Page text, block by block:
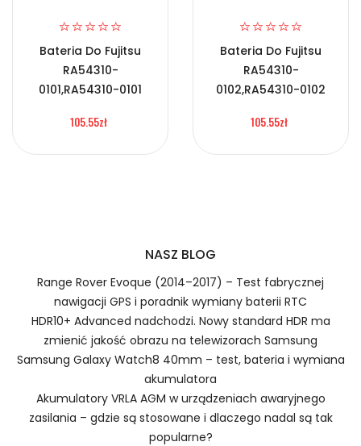
Certyfikaty bezpieczeństwa i zgodności
Bateria Xiaomi PG06XL
Szybka dostawa
Baterie do Smartfonów i
Telefonów Xiaomi PG06XL
2.Numer produktu baterii
Numer produktu ładowarki
1.Model urządzenia
2.Numer produktu baterii
Bateria Do Fujitsu
RA54310-
0101,RA54310-0101
105.55zł
Bateria Do Fujitsu
RA54310-
0102,RA54310-0102
105.55zł
NASZ BLOG
Range Rover Evoque (2014–2017) – Test fabrycznej
nawigacji GPS i poradnik wymiany baterii RTC
HDR10+ Advanced nadchodzi. Nowy standard HDR ma
zmienić jakość obrazu na telewizorach Samsung
Samsung Galaxy Watch8 40mm – test, bateria i wymiana
akumulatora
Akumulatory VRLA AGM w urządzeniach awaryjnego
zasilania – gdzie są stosowane i dlaczego nadal są tak
popularne?